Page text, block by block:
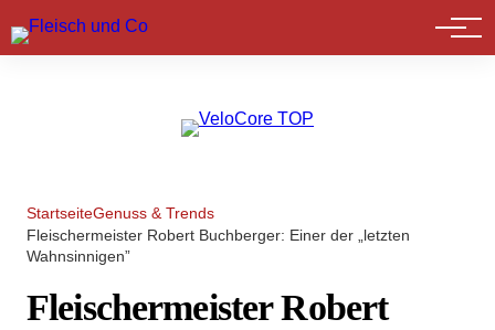
Marktführer
StartseiteGenuss & Trends
Fleischermeister Robert Buchberger: Einer der „letzten
Wahnsinnigen”
Fleischermeister Robert